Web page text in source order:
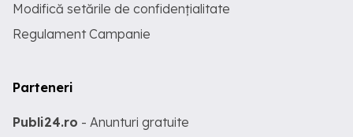
Modifică setările de confidențialitate
Regulament Campanie
Parteneri
Publi24.ro - Anunturi gratuite